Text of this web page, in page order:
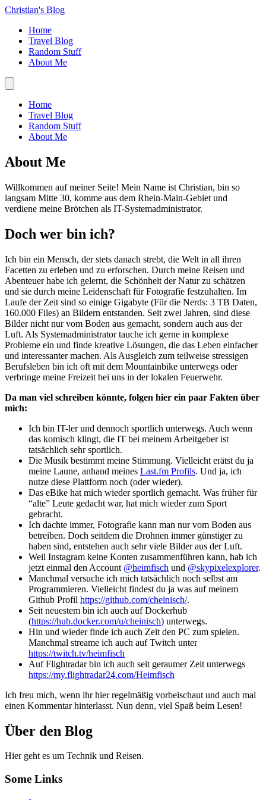
Christian's Blog
Home
Travel Blog
Random Stuff
About Me
Home
Travel Blog
Random Stuff
About Me
About Me
Willkommen auf meiner Seite! Mein Name ist Christian, bin so
langsam Mitte 30, komme aus dem Rhein-Main-Gebiet und
verdiene meine Brötchen als IT-Systemadministrator.
Doch wer bin ich?
Ich bin ein Mensch, der stets danach strebt, die Welt in all ihren
Facetten zu erleben und zu erforschen. Durch meine Reisen und
Abenteuer habe ich gelernt, die Schönheit der Natur zu schätzen
und sie durch meine Leidenschaft für Fotografie festzuhalten. Im
Laufe der Zeit sind so einige Gigabyte (Für die Nerds: 3 TB Daten,
160.000 Files) an Bildern entstanden. Seit zwei Jahren, sind diese
Bilder nicht nur vom Boden aus gemacht, sondern auch aus der
Luft. Als Systemadministrator tauche ich gerne in komplexe
Probleme ein und finde kreative Lösungen, die das Leben einfacher
und interessanter machen. Als Ausgleich zum teilweise stressigen
Berufsleben bin ich oft mit dem Mountainbike unterwegs oder
verbringe meine Freizeit bei uns in der lokalen Feuerwehr.
Da man viel schreiben könnte, folgen hier ein paar Fakten über
mich:
Ich bin IT-ler und dennoch sportlich unterwegs. Auch wenn
das komisch klingt, die IT bei meinem Arbeitgeber ist
tatsächlich sehr sportlich.
Die Musik bestimmt meine Stimmung. Vielleicht erätst du ja
meine Laune, anhand meines Last.fm Profils. Und ja, ich
nutze diese Plattform noch (oder wieder).
Das eBike hat mich wieder sportlich gemacht. Was früher für
“alte” Leute gedacht war, hat mich wieder zum Sport
gebracht.
Ich dachte immer, Fotografie kann man nur vom Boden aus
betreiben. Doch seitdem die Drohnen immer günstiger zu
haben sind, entstehen auch sehr viele Bilder aus der Luft.
Weil Instagram keine Konten zusammenführen kann, hab ich
jetzt einmal den Account @heimfisch und @skypixelexplorer.
Manchmal versuche ich mich tatsächlich noch selbst am
Programmieren. Vielleicht findest du ja was auf meinem
Github Profil https://github.com/cheinisch/.
Seit neuestem bin ich auch auf Dockerhub
(https://hub.docker.com/u/cheinisch) unterwegs.
Hin und wieder finde ich auch Zeit den PC zum spielen.
Manchmal streame ich auch auf Twitch unter
https://twitch.tv/heimfisch
Auf Flightradar bin ich auch seit geraumer Zeit unterwegs
https://my.flightradar24.com/Heimfisch
Ich freu mich, wenn ihr hier regelmäßig vorbeischaut und auch mal
einen Kommentar hinterlasst. Nun denn, viel Spaß beim Lesen!
Über den Blog
Hier geht es um Technik und Reisen.
Some Links